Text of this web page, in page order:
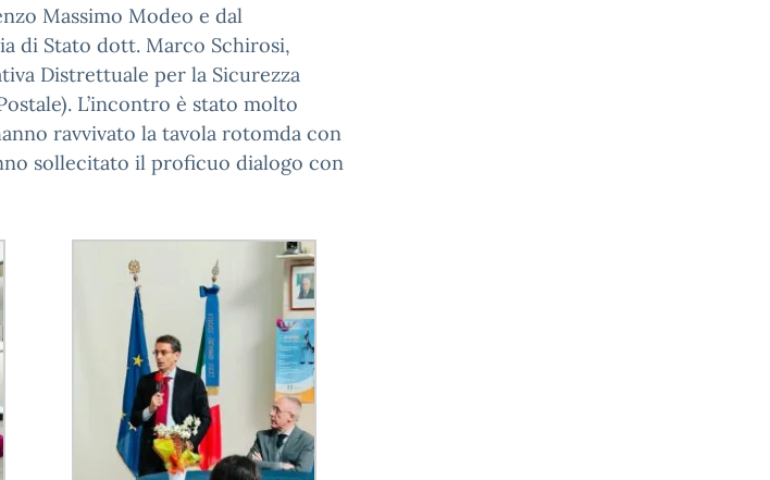
Massimo Modeo e dal
di Stato dott. Marco Schirosi,
Distrettuale per la Sicurezza
L’incontro è stato molto
ravvivato la tavola rotomda con
sollecitato il proficuo dialogo con